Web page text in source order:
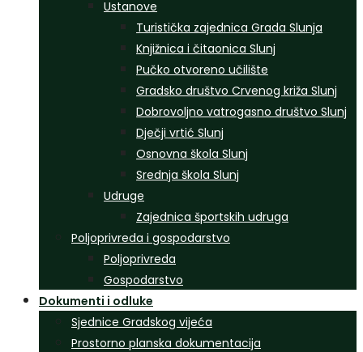
Ustanove
Turistička zajednica Grada Slunja
Knjižnica i čitaonica Slunj
Pučko otvoreno učilište
Gradsko društvo Crvenog križa Slunj
Dobrovoljno vatrogasno društvo Slunj
Dječji vrtić Slunj
Osnovna škola Slunj
Srednja škola Slunj
Udruge
Zajednica športskih udruga
Poljoprivreda i gospodarstvo
Poljoprivreda
Gospodarstvo
Dokumenti i odluke
Sjednice Gradskog vijeća
Prostorno planska dokumentacija